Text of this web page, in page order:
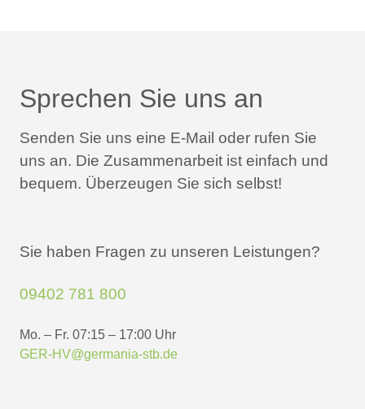
Sprechen Sie uns an
Senden Sie uns eine E-Mail oder rufen Sie
uns an. Die Zusammenarbeit ist einfach und
bequem. Überzeugen Sie sich selbst!
Sie haben Fragen zu unseren Leistungen?
09402 781 800
Mo. – Fr. 07:15 – 17:00 Uhr
GER-HV@germania-stb.de